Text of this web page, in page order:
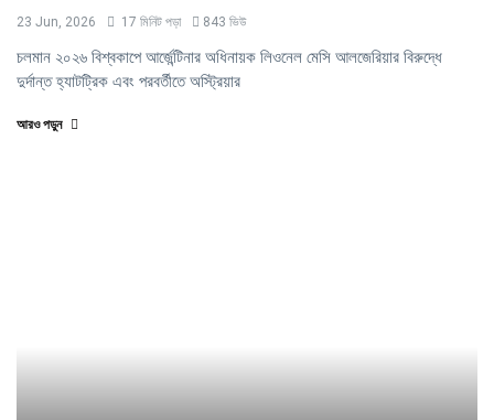
23 Jun, 2026 17 মিনিট পড়া 843 ভিউ
চলমান ২০২৬ বিশ্বকাপে আর্জেন্টিনার অধিনায়ক লিওনেল মেসি আলজেরিয়ার বিরুদ্ধে
দুর্দান্ত হ্যাটট্রিক এবং পরবর্তীতে অস্ট্রিয়ার
আরও পড়ুন